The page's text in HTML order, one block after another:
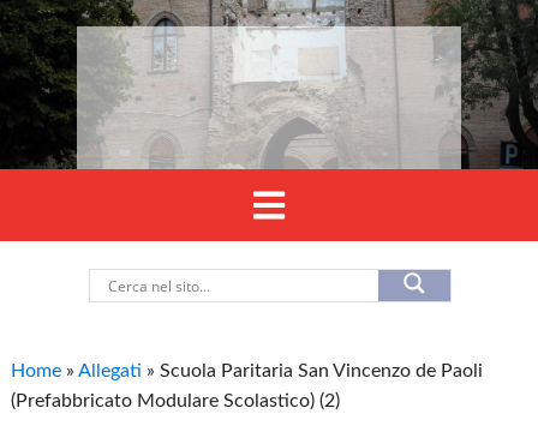
Home »Allegati »Scuola Paritaria San Vincenzo de Paoli
(Prefabbricato Modulare Scolastico) (2)